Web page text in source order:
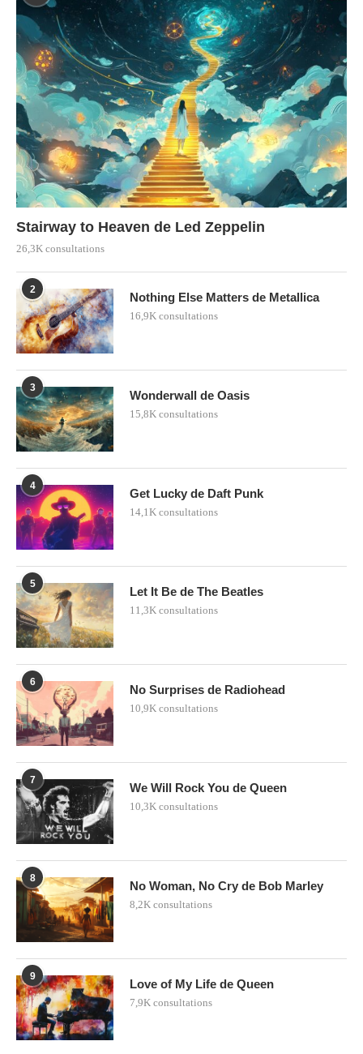
Stairway to Heaven de Led Zeppelin
26,3K consultations
2
Nothing Else Matters de Metallica
16,9K consultations
3
Wonderwall de Oasis
15,8K consultations
4
Get Lucky de Daft Punk
14,1K consultations
5
Let It Be de The Beatles
11,3K consultations
6
No Surprises de Radiohead
10,9K consultations
7
We Will Rock You de Queen
10,3K consultations
8
No Woman, No Cry de Bob Marley
8,2K consultations
9
Love of My Life de Queen
7,9K consultations